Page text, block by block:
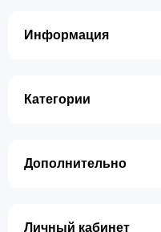
Информация
Категории
Дополнительно
Личный кабинет